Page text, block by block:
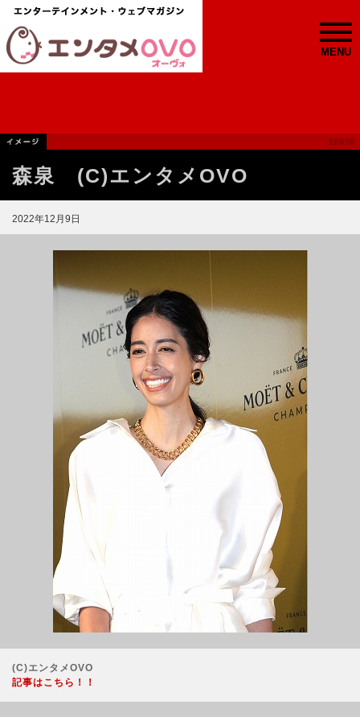
MENU
森泉 (C)エンタメOVO
2022年12月9日
(C)エンタメOVO
記事はこちら！！